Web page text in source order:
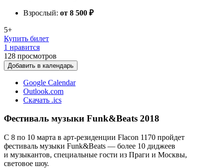
Взрослый: от 8 500 ₽
5+
Купить билет
1 нравится
128 просмотров
Добавить в календарь
Google Calendar
Outlook.com
Скачать .ics
Фестиваль музыки Funk&Beats 2018
С 8 по 10 марта в арт-резиденции Flacon 1170 пройдет
фестиваль музыки Funk&Beats — более 10 диджеев
и музыкантов, специальные гости из Праги и Москвы,
световое шоу.